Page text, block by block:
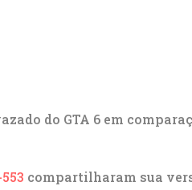
do GTA 6 em
compartilharam sua